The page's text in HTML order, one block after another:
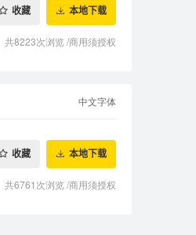
收藏 本地下载
共8223次浏览/商用须授权
中文字体
收藏 本地下载
共6761次浏览/商用须授权